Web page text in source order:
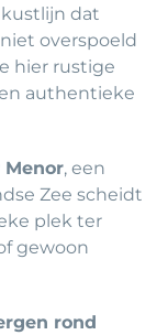
dat
overspoeld
hier rustige
authentieke
Menor, een
Zee scheidt
plek ter
gewoon
rond